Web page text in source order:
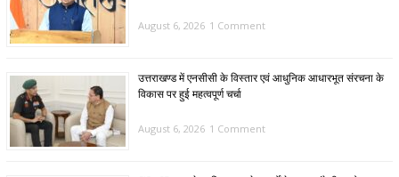
August 6, 2026 1 Comment
उत्तराखण्ड में एनसीसी के विस्तार एवं आधुनिक आधारभूत संरचना के
विकास पर हुई महत्वपूर्ण चर्चा
August 6, 2026 1 Comment